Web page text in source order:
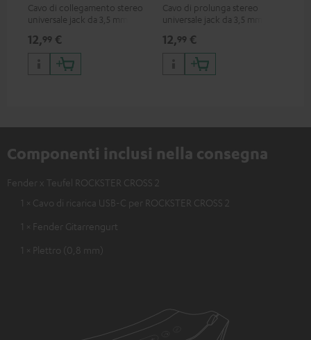
Cavo di collegamento stereo
universale jack da 3,5 mm
12,99 €
Cavo di prolunga stereo
universale jack da 3,5 mm
12,99 €
Componenti inclusi nella consegna
Fender x Teufel ROCKSTER CROSS 2
1 × Cavo di ricarica USB-C per ROCKSTER CROSS 2
1 × Fender Gitarrengurt
1 × Plettro (0,8 mm)